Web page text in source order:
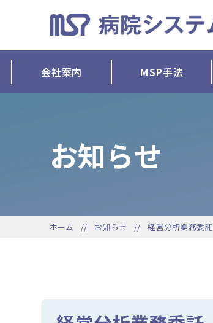
会社案内 MSP手法
お知らせ
ホーム お知らせ 経営分析業務委託